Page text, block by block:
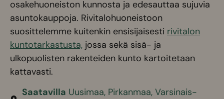
osakehuoneiston kunnosta ja edesauttaa sujuvia
asuntokauppoja. Rivitalohuoneistoon
suosittelemme kuitenkin ensisijaisesti rivitalon
kuntotarkastusta, jossa sekä sisä- ja
ulkopuolisten rakenteiden kunto kartoitetaan
kattavasti.
Saatavilla Uusimaa, Pirkanmaa, Varsinais-